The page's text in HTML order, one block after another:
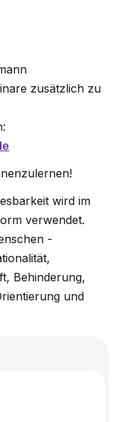
zusätzlich zu
wird im
verwendet.
-
Behinderung,
und